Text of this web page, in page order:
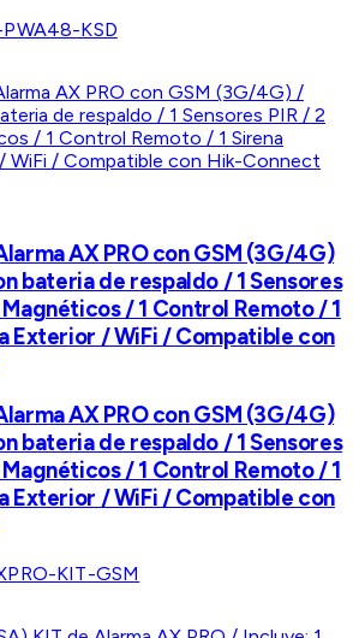
PWA48-KSD
AX PRO con GSM (3G/4G)
bateria de respaldo / 1 Sensores
/ 1 Control Remoto / 1
Exterior / WiFi / Compatible con
AX PRO con GSM (3G/4G)
bateria de respaldo / 1 Sensores
/ 1 Control Remoto / 1
Exterior / WiFi / Compatible con
KIT-GSM